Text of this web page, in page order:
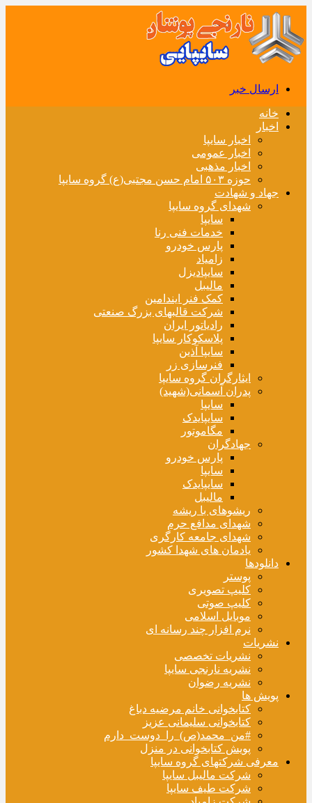
ارسال خبر
خانه
اخبار
اخبار سایپا
اخبار عمومی
اخبار مذهبی
حوزه ۵۰۳ امام حسن مجتبی(ع) گروه سایپا
جهاد و شهادت
شهدای گروه سایپا
سایپا
خدمات فنی رنا
پارس خودرو
زامیاد
سایپادیزل
مالیبل
کمک فنر ایندامین
شرکت قالبهای بزرگ صنعتی
رادیاتور ایران
پلاسکوکار سایپا
سایپا آذین
فنرسازی زر
ایثارگران گروه سایپا
پدران آسمانی(شهید)
سایپا
سایپایدک
مگاموتور
جهادگران
پارس خودرو
سایپا
سایپایدک
مالیبل
ریشوهای با ریشه
شهدای مدافع حرم
شهدای جامعه کارگری
یادمان های شهدا کشور
دانلودها
پوستر
کلیپ تصویری
کلیپ صوتی
موبایل اسلامی
نرم افزار چند رسانه ای
نشریات
نشریات تخصصی
نشریه نارنجی سایپا
نشریه رضوان
پویش ها
کتابخوانی خانم مرضیه دباغ
کتابخوانی سلیمانی عزیز
#من_محمد(ص)_را_دوست_دارم
پویش کتابخوانی در منزل
معرفی شرکتهای گروه سایپا
شرکت مالیبل سایپا
شرکت طیف سایپا